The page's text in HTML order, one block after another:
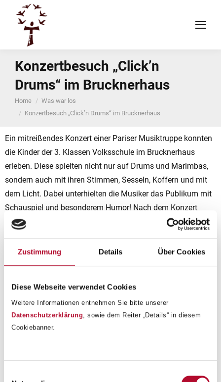
Zustimmung Details Über Cookies
Diese Webseite verwendet Cookies
Weitere Informationen entnehmen Sie bitte unserer
Datenschutzerklärung, sowie dem Reiter „Details“ in diesem
Cookiebanner.
Konzertbesuch „Click’n
Drums“ im Brucknerhaus
You are here:
Home
Was war los
Konzertbesuch „Click’n Drums“ im Brucknerhaus
Ein mitreißendes Konzert einer Pariser Musiktruppe konnten
die Kinder der 3. Klassen Volksschule im Brucknerhaus
erleben. Diese spielten nicht nur auf Drums und Marimbas,
sondern auch mit ihren Stimmen, Sesseln, Koffern und mit
dem Licht. Dabei unterhielten die Musiker das Publikum mit
Schauspiel und besonderem Humor! Nach dem Konzert
durften Autogramme der Künstler und ein Erinnerungsfoto
Musikvermittlerin des Brucknerhauses die Kinder bereits mit
einem Workshop in der Klasse auf die Arbeit und Ideen der